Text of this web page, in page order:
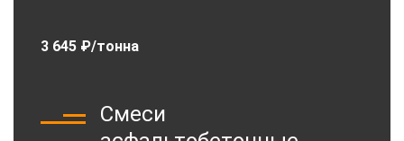
3 645 ₽/тонна
Смеси